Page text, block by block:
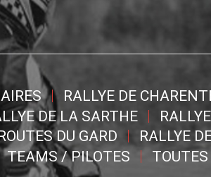
RALLYE DE
DE LA SARTHE
DU GARD RALLYE
TEAMS / PILOTES